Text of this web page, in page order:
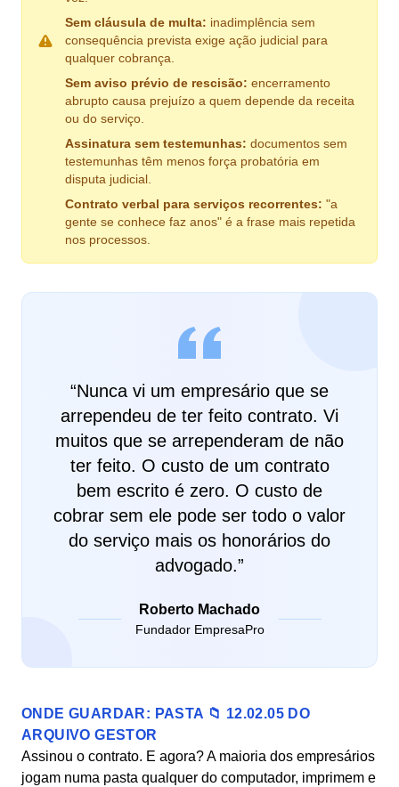
Sem cláusula de multa: inadimplência sem
consequência prevista exige ação judicial para
qualquer cobrança.
Sem aviso prévio de rescisão: encerramento
abrupto causa prejuízo a quem depende da receita
ou do serviço.
Assinatura sem testemunhas: documentos sem
testemunhas têm menos força probatória em
disputa judicial.
Contrato verbal para serviços recorrentes: "a
gente se conhece faz anos" é a frase mais repetida
nos processos.
“Nunca vi um empresário que se
arrependeu de ter feito contrato. Vi
muitos que se arrependeram de não
ter feito. O custo de um contrato
bem escrito é zero. O custo de
cobrar sem ele pode ser todo o valor
do serviço mais os honorários do
advogado.”
Roberto Machado
Fundador EmpresaPro
ONDE GUARDAR: PASTA 📁 12.02.05 DO
ARQUIVO GESTOR
Assinou o contrato. E agora? A maioria dos empresários
jogam numa pasta qualquer do computador, imprimem e